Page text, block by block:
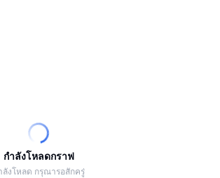
กำลังโหลดกราฟ
ลังโหลด กรุณารอสักครู่